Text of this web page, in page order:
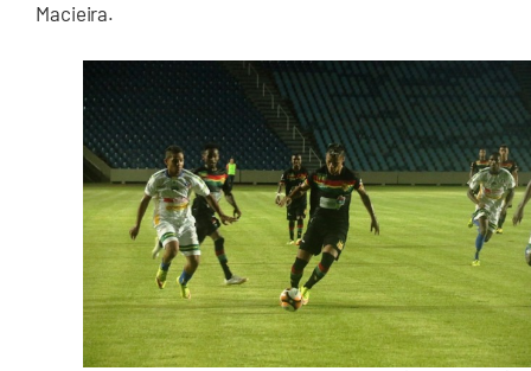
Macieira.